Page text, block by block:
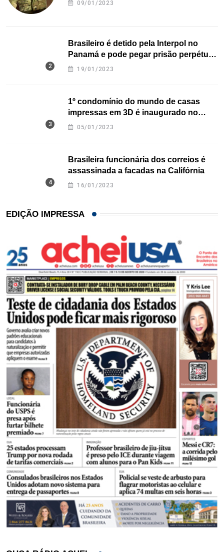
09/01/2023
Brasileiro é detido pela Interpol no
Panamá e pode pegar prisão perpétua
nos EUA
19/01/2023
1º condomínio do mundo de casas
impressas em 3D é inaugurado no
Texas
05/01/2023
Brasileira funcionária dos correios é
assassinada a facadas na Califórnia
16/01/2023
EDIÇÃO IMPRESSA